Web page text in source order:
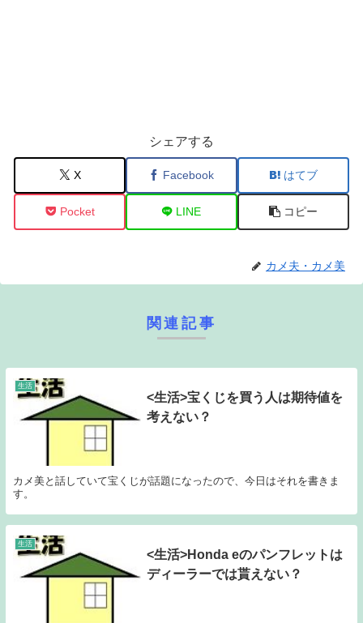
シェアする
X Facebook はてブ
Pocket LINE コピー
カメ夫・カメ美
関連記事
生活
<生活>宝くじを買う人は期待値を
考えない？
カメ美と話していて宝くじが話題になったので、今日はそれを書きま
す。
生活
<生活>Honda eのパンフレットは
ディーラーでは貰えない？